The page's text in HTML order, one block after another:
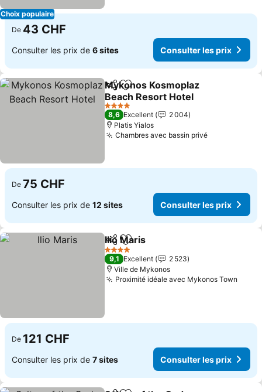
Choix populaire
De 43 CHF
Consulter les prix de 6 sites Consulter les prix
PartagerAjouter à mes favoris
Mykonos Kosmoplaz
Beach Resort Hotel
Consulter les prix
4 Étoiles
8,6 Excellent
2 004
Platis Yialos
Chambres avec bassin privéConsulter
De 75 CHF
Consulter les prix de 12 sites Consulter les prix
PartagerAjouter à mes favoris
Ilio Maris
4 Étoiles
9,1 Excellent
2 523
Ville de Mykonos
Proximité idéale avec Mykonos Town
De 121 CHF
Consulter les prix de 7 sites Consulter les prix